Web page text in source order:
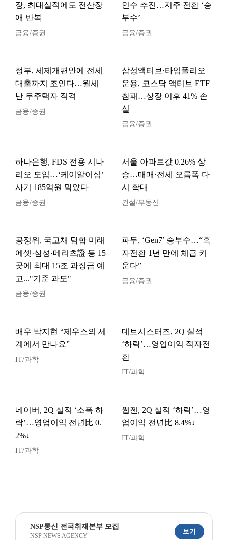
장, 최대실적에도 전산장
애 반복
금융/증권
인수 추진…지주 전환 ‘승
부수’
금융/증권
정부, 세제개편안에 전세
대출까지 조인다…월세
난 무주택자 직격
금융/증권
삼성액티브·타임폴리오
운용, 코스닥 액티브 ETF
참패…상장 이후 41% 손
실
금융/증권
하나은행, FDS 전용 시나
리오 도입…‘케이알이심’
사기 185억원 막았다
금융/증권
서울 아파트값 0.26% 상
승…매매·전세 오름폭 다
시 확대
건설/부동산
공정위, 국고채 담합 미래
에셋·삼성·메리츠證 등 15
곳에 최대 15조 과징금 예
고..."기준 과도"
금융/증권
파두, ‘Gen7’ 승부수…“흑
자전환 1년 만에 체급 키
운다”
금융/증권
배우 박지현 “제우스의 세
계에서 만나요”
IT/과학
데브시스터즈, 2Q 실적
‘하락’…영업이익 적자전
환
IT/과학
네이버, 2Q 실적 ‘소폭 하
락’…영업이익 전년比 0.
2%↓
IT/과학
웹젠, 2Q 실적 ‘하락’…영
업이익 전년比 8.4%↓
IT/과학
NSP통신 전국취재본부 모집
NSP NEWS AGENCY
보기